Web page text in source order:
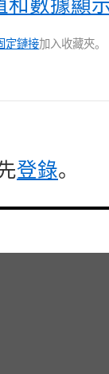
定鏈接加入收藏夾。
登錄。